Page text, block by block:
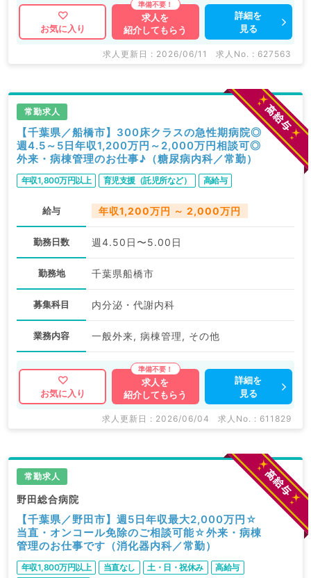
お気に入り
求人を
紹介してもらう
詳細を
見る
求人更新日 : 2026/06/11 求人No. : 627563
常勤求人
【千葉県／船橋市】300床クラスの急性期病院◎
週4.5～5日年収1,200万円～2,000万円相談可◎
外来・病棟管理のお仕事♪（糖尿病内科／常勤）
年収1,800万円以上 育児支援（託児所など） 高給与
給与 年収1,200万円 ～ 2,000万円
勤務日数 週4.50日〜5.00日
勤務地 千葉県船橋市
募集科目 内分泌・代謝内科
業務内容 一般外来, 病棟管理, その他
お気に入り
求人を
紹介してもらう
詳細を
見る
求人更新日 : 2026/06/04 求人No. : 611829
常勤求人
野田総合病院
【千葉県／野田市】週5日年収最大2,000万円☆
当直・オンコール免除のご相談可能☆外来・病棟
管理のお仕事です（消化器内科／常勤）
年収1,800万円以上 当直なし 土・日・祝休み
高給与